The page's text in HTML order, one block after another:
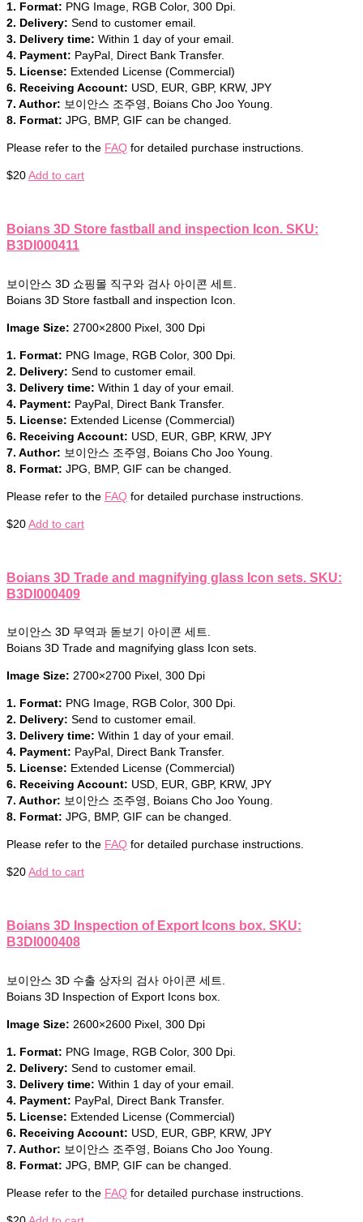
1. Format: PNG Image, RGB Color, 300 Dpi.
2. Delivery: Send to customer email.
3. Delivery time: Within 1 day of your email.
4. Payment: PayPal, Direct Bank Transfer.
5. License: Extended License (Commercial)
6. Receiving Account: USD, EUR, GBP, KRW, JPY
7. Author: 보이안스 조주영, Boians Cho Joo Young.
8. Format: JPG, BMP, GIF can be changed.
Please refer to the FAQ for detailed purchase instructions.
$20Add to cart
Boians 3D Store fastball and inspection Icon. SKU:
B3DI000411
보이안스 3D 쇼핑몰 직구와 검사 아이콘 세트.
Boians 3D Store fastball and inspection Icon.
Image Size: 2700×2800 Pixel, 300 Dpi
1. Format: PNG Image, RGB Color, 300 Dpi.
2. Delivery: Send to customer email.
3. Delivery time: Within 1 day of your email.
4. Payment: PayPal, Direct Bank Transfer.
5. License: Extended License (Commercial)
6. Receiving Account: USD, EUR, GBP, KRW, JPY
7. Author: 보이안스 조주영, Boians Cho Joo Young.
8. Format: JPG, BMP, GIF can be changed.
Please refer to the FAQ for detailed purchase instructions.
$20Add to cart
Boians 3D Trade and magnifying glass Icon sets. SKU:
B3DI000409
보이안스 3D 무역과 돋보기 아이콘 세트.
Boians 3D Trade and magnifying glass Icon sets.
Image Size: 2700×2700 Pixel, 300 Dpi
1. Format: PNG Image, RGB Color, 300 Dpi.
2. Delivery: Send to customer email.
3. Delivery time: Within 1 day of your email.
4. Payment: PayPal, Direct Bank Transfer.
5. License: Extended License (Commercial)
6. Receiving Account: USD, EUR, GBP, KRW, JPY
7. Author: 보이안스 조주영, Boians Cho Joo Young.
8. Format: JPG, BMP, GIF can be changed.
Please refer to the FAQ for detailed purchase instructions.
$20Add to cart
Boians 3D Inspection of Export Icons box. SKU:
B3DI000408
보이안스 3D 수출 상자의 검사 아이콘 세트.
Boians 3D Inspection of Export Icons box.
Image Size: 2600×2600 Pixel, 300 Dpi
1. Format: PNG Image, RGB Color, 300 Dpi.
2. Delivery: Send to customer email.
3. Delivery time: Within 1 day of your email.
4. Payment: PayPal, Direct Bank Transfer.
5. License: Extended License (Commercial)
6. Receiving Account: USD, EUR, GBP, KRW, JPY
7. Author: 보이안스 조주영, Boians Cho Joo Young.
8. Format: JPG, BMP, GIF can be changed.
Please refer to the FAQ for detailed purchase instructions.